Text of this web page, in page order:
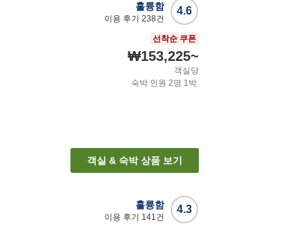
4.6
훌륭함
이용 후기 238건
선착순 쿠폰
₩153,225~
객실당
숙박 인원 2명 1박
객실 & 숙박 상품 보기
4.3
훌륭함
이용 후기 141건